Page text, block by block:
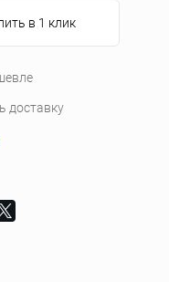
в 1 клик
доставку